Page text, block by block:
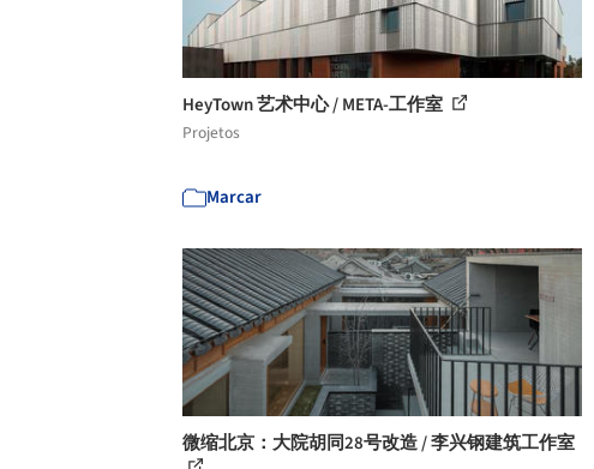
HeyTown 艺术中心 / META-工作室
Projetos
Marcar
微缩北京：大院胡同28号改造 / 李兴钢建筑工作室